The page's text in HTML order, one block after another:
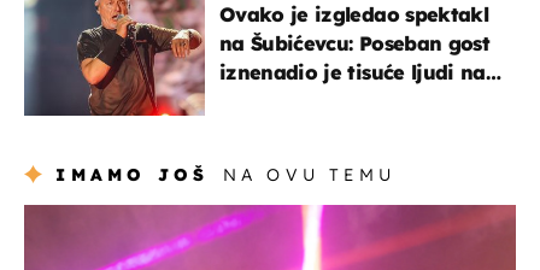
Ovako je izgledao spektakl
na Šubićevcu: Poseban gost
iznenadio je tisuće ljudi na
IMAMO JOŠ NA OVU TEMU